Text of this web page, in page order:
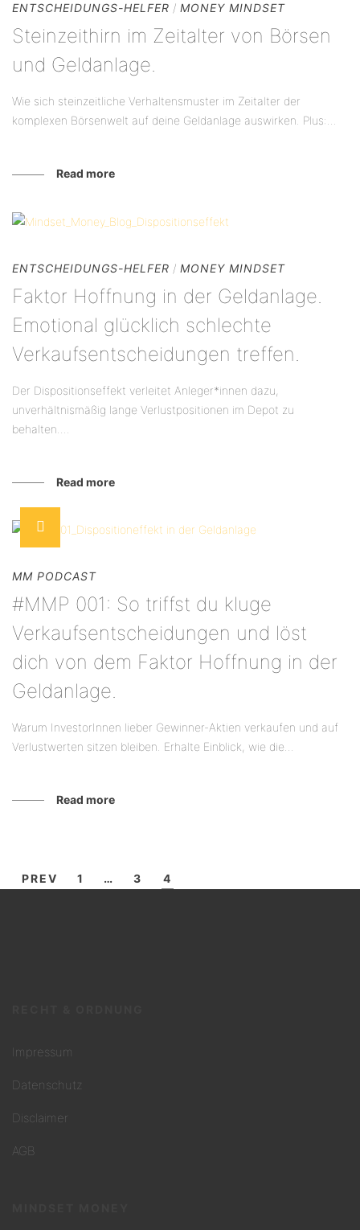
ENTSCHEIDUNGS-HELFER / MONEY MINDSET
Steinzeithirn im Zeitalter von Börsen
und Geldanlage.
Wie sich steinzeitliche Verhaltensmuster im Zeitalter der
komplexen Börsenwelt auf deine Geldanlage auswirken. Plus:...
Read more
ENTSCHEIDUNGS-HELFER / MONEY MINDSET
Faktor Hoffnung in der Geldanlage.
Emotional glücklich schlechte
Verkaufsentscheidungen treffen.
Der Dispositionseffekt verleitet Anleger*innen dazu,
unverhältnismäßig lange Verlustpositionen im Depot zu
behalten....
Read more
MM PODCAST
#MMP 001: So triffst du kluge
Verkaufsentscheidungen und löst
dich von dem Faktor Hoffnung in der
Geldanlage.
Warum InvestorInnen lieber Gewinner-Aktien verkaufen und auf
Verlustwerten sitzen bleiben. Erhalte Einblick, wie die...
Read more
PREV 1 … 3 4
Impressum
Datenschutz
Disclaimer
AGB